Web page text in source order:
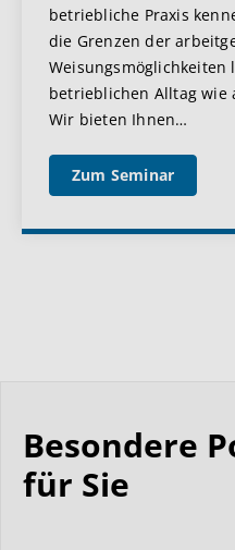
betriebliche Praxis
die Grenzen der
Weisungsmöglichkeiten
betrieblichen Alltag wie
Wir bieten Ihnen…
Zum Seminar
Besondere
für Sie